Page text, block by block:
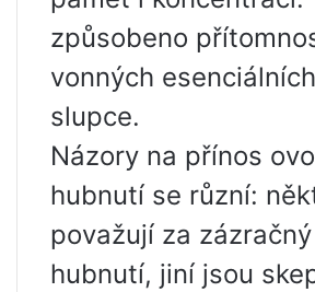
způsobeno
vonných
slupce.
Názory na přínos
hubnutí se různí:
považují za
hubnutí, jiní jsou